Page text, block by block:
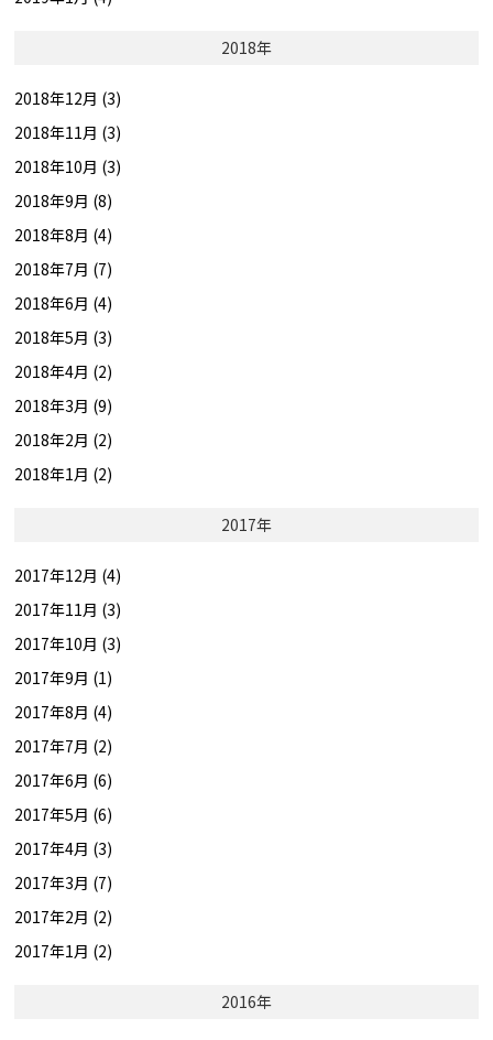
2018年
2018年12月 (3)
2018年11月 (3)
2018年10月 (3)
2018年9月 (8)
2018年8月 (4)
2018年7月 (7)
2018年6月 (4)
2018年5月 (3)
2018年4月 (2)
2018年3月 (9)
2018年2月 (2)
2018年1月 (2)
2017年
2017年12月 (4)
2017年11月 (3)
2017年10月 (3)
2017年9月 (1)
2017年8月 (4)
2017年7月 (2)
2017年6月 (6)
2017年5月 (6)
2017年4月 (3)
2017年3月 (7)
2017年2月 (2)
2017年1月 (2)
2016年